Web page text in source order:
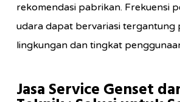
rekomendasi pabrikan. Frekuensi
udara dapat bervariasi tergantung
lingkungan dan tingkat
Jasa Service Genset